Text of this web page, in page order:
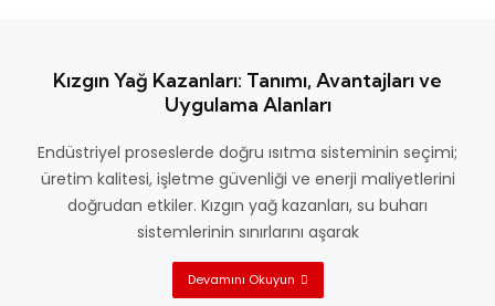
Kızgın Yağ Kazanları: Tanımı, Avantajları ve
Uygulama Alanları
Endüstriyel proseslerde doğru ısıtma sisteminin seçimi;
üretim kalitesi, işletme güvenliği ve enerji maliyetlerini
doğrudan etkiler. Kızgın yağ kazanları, su buharı
sistemlerinin sınırlarını aşarak
Devamını Okuyun